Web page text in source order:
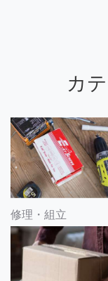
カ
修理・組立